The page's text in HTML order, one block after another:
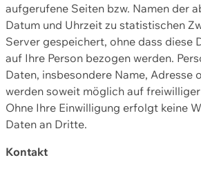
aufgerufene Seiten bzw. Namen der
Datum und Uhrzeit zu statistischen
Server gespeichert, ohne dass diese
auf Ihre Person bezogen werden.
Daten, insbesondere Name, Adresse
werden soweit möglich auf
Ohne Ihre Einwilligung erfolgt keine
Daten an Dritte.
Kontakt